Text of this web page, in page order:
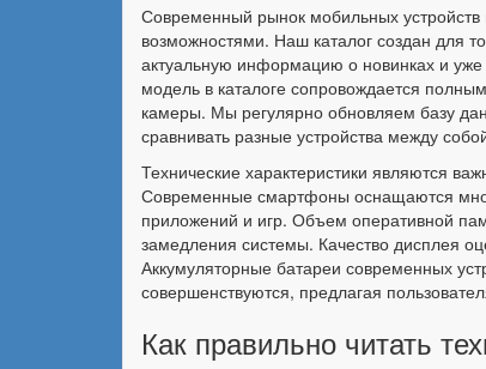
Современный рынок мобильных
возможностями. Наш каталог создан для
актуальную информацию о новинках и
модель в каталоге сопровождается
камеры. Мы регулярно обновляем базу
сравнивать разные устройства между
Технические характеристики являются
Современные смартфоны оснащаются
приложений и игр. Объем оперативной
замедления системы. Качество дисплея
Аккумуляторные батареи современных
совершенствуются, предлагая
Как правильно читать